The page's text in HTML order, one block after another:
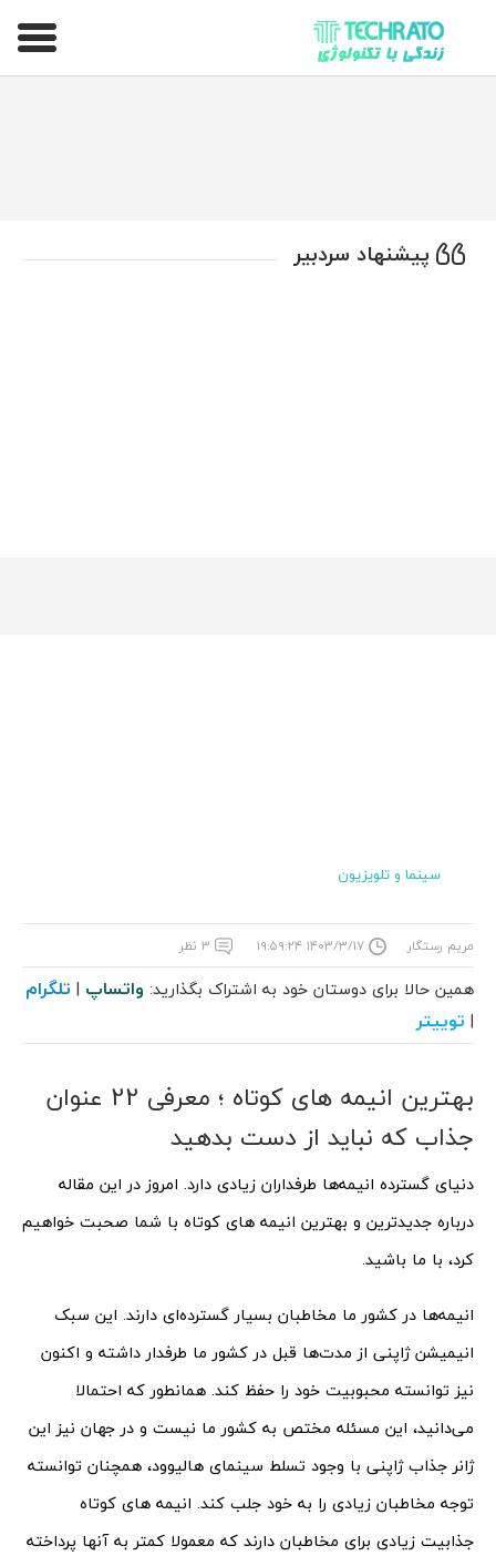
تکراتو – زندگی با تکنولوژی
پیشنهاد سردبیر
سینما و تلویزیون
مریم رستگار ۱۴۰۳/۳/۱۷ ۱۹:۵۹:۲۴ ۳ نظر
همین حالا برای دوستان خود به اشتراک بگذارید: واتساپ | تلگرام
| توییتر
بهترین انیمه های کوتاه ؛ معرفی 22 عنوان
جذاب که نباید از دست بدهید
دنیای گسترده انیمه‌ها طرفداران زیادی دارد. امروز در این مقاله
درباره جدیدترین و بهترین انیمه های کوتاه با شما صحبت خواهیم
کرد، با ما باشید.
انیمه‌ها در کشور ما مخاطبان بسیار گسترده‌ای دارند. این سبک
انیمیشن ژاپنی از مدت‌ها قبل در کشور ما طرفدار داشته و اکنون
نیز توانسته محبوبیت خود را حفظ کند. همانطور که احتمالا
می‌دانید، این مسئله مختص به کشور ما نیست و در جهان نیز این
ژانر جذاب ژاپنی با وجود تسلط سینمای هالیوود، همچنان توانسته
توجه مخاطبان زیادی را به خود جلب کند. انیمه های کوتاه
جذابیت زیادی برای مخاطبان دارند که معمولا کمتر به آنها پرداخته